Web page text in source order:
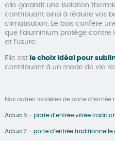
elle garantit une isolation
contribuant ainsi à réduire vos
climatisation. Le bois confère
que l’aluminium protège contre
et l’usure.
Elle est le choix idéal pour
contribuant à un mode de vie
Nos autres modèles de porte d’entrée
Actua 5 – porte d’entrée vitrée
Actua 7 – porte d’entrée